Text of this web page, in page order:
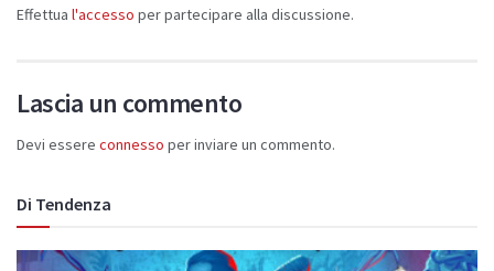
Effettua l'accesso per partecipare alla discussione.
Lascia un commento
Devi essere connesso per inviare un commento.
Di Tendenza